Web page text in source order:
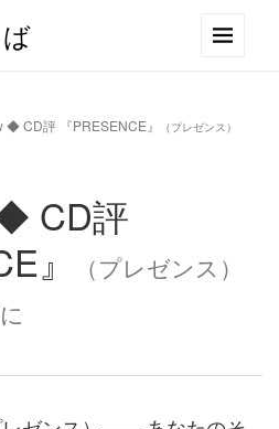
◆ CD評 『PRESENCE』
（プレゼンス）
CD評
』
（プレゼンス）